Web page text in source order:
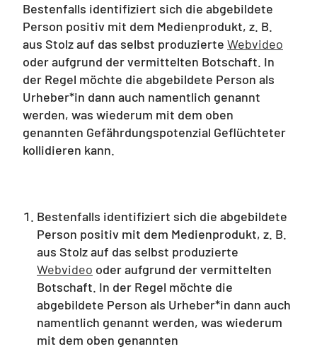
Bestenfalls identifiziert sich die abgebildete
Person positiv mit dem Medienprodukt, z. B.
aus Stolz auf das selbst produzierte Webvideo
oder aufgrund der vermittelten Botschaft. In
der Regel möchte die abgebildete Person als
Urheber*in dann auch namentlich genannt
werden, was wiederum mit dem oben
genannten Gefährdungspotenzial Geflüchteter
kollidieren kann.
Bestenfalls identifiziert sich die abgebildete
Person positiv mit dem Medienprodukt, z. B.
aus Stolz auf das selbst produzierte
Webvideo oder aufgrund der vermittelten
Botschaft. In der Regel möchte die
abgebildete Person als Urheber*in dann auch
namentlich genannt werden, was wiederum
mit dem oben genannten